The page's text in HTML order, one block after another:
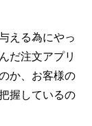
える為にやっ
だ注文アプリ
か、お客様の
握しているの